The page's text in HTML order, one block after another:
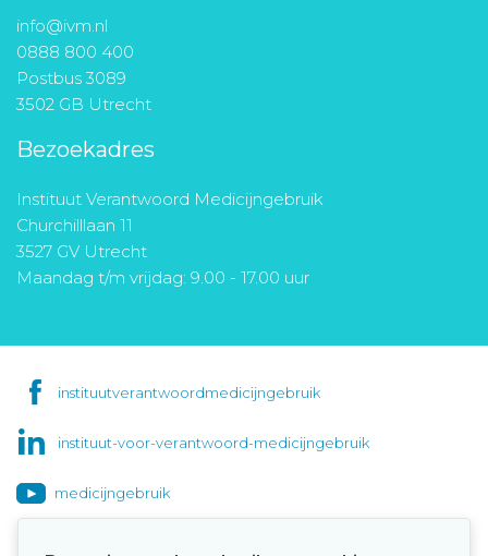
info@ivm.nl
0888 800 400
Postbus 3089
3502 GB Utrecht
Bezoekadres
Instituut Verantwoord Medicijngebruik
Churchilllaan 11
3527 GV Utrecht
Maandag t/m vrijdag: 9.00 - 17.00 uur
instituutverantwoordmedicijngebruik
instituut-voor-verantwoord-medicijngebruik
medicijngebruik